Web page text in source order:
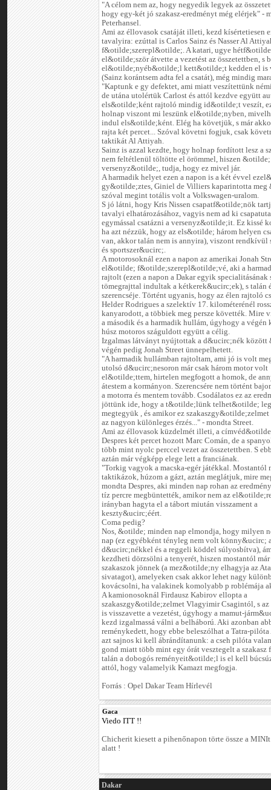
"A célom nem az, hogy negyedik legyek az
hogy egy-két jó szakasz-eredményt még elérjek" -
Peterhansel.
Ami az éllovasok csatáját illeti, kezd kísértetiesen
tavalyira: ezúttal is Carlos Sainz és Nasser Al
f&otilde;szerepl&otilde;. A katari, ugye
el&otilde;ször átvette a vezetést az összetettben, s
el&otilde;nyéb&otilde;l kett&otilde;t kedden el is
(Sainz korántsem adta fel a csatát), még mindig
"Kaptunk e gy defektet, ami miatt veszítettünk
de utána utolértük Carlost és attól kezdve együtt
els&otilde;ként rajtoló mindig id&otilde;t veszít,
holnap viszont mi leszünk el&otilde;nyben,
indul els&otilde;ként. Elég ha követjük, s már
rajta két percet... Szóval követni fogjuk, csak
taktikát Al Attiyah.
Sainz is azzal kezdte, hogy holnap fordított lesz a
nem feltétlenül töltötte el örömmel, hiszen
versenyz&otilde;, tudja, hogy ez mivel jár.
A harmadik helyet ezen a napon is a két évvel
gy&otilde;ztes, Giniel de Villiers kaparintotta meg
szóval megint totális volt a Volkswagen-uralom.
S jó látni, hogy Kris Nissen csapatf&otilde;nök
tavalyi elhatározásához, vagyis nem ad ki
egymással csatázni a versenyz&otilde;it. Ez kissé
ha azt nézzük, hogy az els&otilde; három helyen
van, akkor talán nem is annyira), viszont rendkívül
és sportszer&ucirc;.
A motorosoknál ezen a napon az amerikai Jonah
el&otilde; f&otilde;szerepl&otilde;vé, aki a
rajtolt (ezen a napon a Dakar egyik specialitásának
tömegrajttal indultak a kétkerek&ucirc;ek), s talán
szerencséje. Történt ugyanis, hogy az élen rajtoló
Helder Rodrigues a szelektív 17. kilométerénél
kanyarodott, a többiek meg persze követték. Mire
a második és a harmadik hullám, úgyhogy a
húsz motoros száguldott együtt a célig.
Izgalmas látványt nyújtottak a d&ucirc;nék között
végén pedig Jonah Street ünnepelhetett.
"A harmadik hullámban rajtoltam, ami jó is volt
utolsó d&ucirc;nesoron már csak három motor volt
el&otilde;ttem, hirtelen megfogott a homok, de
átestem a kormányon. Szerencsére nem történt
a motorra és mentem tovább. Csodálatos ez az
jöttünk ide, hogy a t&otilde;lünk telhet&otilde;
megtegyük , és amikor ez szakaszgy&otilde;zelmet
az nagyon különleges érzés..." - mondta Street.
Ami az éllovasok küzdelmét illeti, a
Despres két percet hozott Marc Comán, de a
több mint nyolc perccel vezet az összetettben. S
aztán már végképp elege lett a franciának.
"Torkig vagyok a macska-egér játékkal. Mostantól
taktikázok, húzom a gázt, aztán meglátjuk, mire
mondta Despres, aki minden nap rohan az
tíz percre megbüntették, amikor nem az
irányban hagyta el a tábort miután visszament a
keszty&ucirc;éért.
Coma pedig?
Nos, &otilde; minden nap elmondja, hogy milyen
nap (ez egyébként tényleg nem volt könny&ucirc;
d&ucirc;nékkel és a reggeli köddel súlyosbítva),
kezdheti dörzsölni a tenyerét, hiszen mostantól
szakaszok jönnek (a mez&otilde;ny elhagyja az
sivatagot), amelyeken csak akkor lehet nagy
kovácsolni, ha valakinek komolyabb p roblémája
A kamionosoknál Firdausz Kabirov ellopta a
szakaszgy&otilde;zelmet Vlagyimir Csagintól, s az
is visszavette a vezetést, úgyhogy a mamut-
kezd izgalmassá válni a belháború. Aki azonban
reménykedett, hogy ebbe beleszólhat a Tatra-
azt sajnos ki kell ábrándítanunk: a cseh pilóta
gond miatt több mint egy órát vesztegelt a szakasz
talán a dobogós reményeit&otilde;l is el kell
attól, hogy valamelyik Kamazt megfogja.
Forrás : Opel Dakar Team Hírlevél
Gaca
Viedo ITT !!
Chicherit kiesett a pihenőnapon törte össze a
alatt !
Dakar